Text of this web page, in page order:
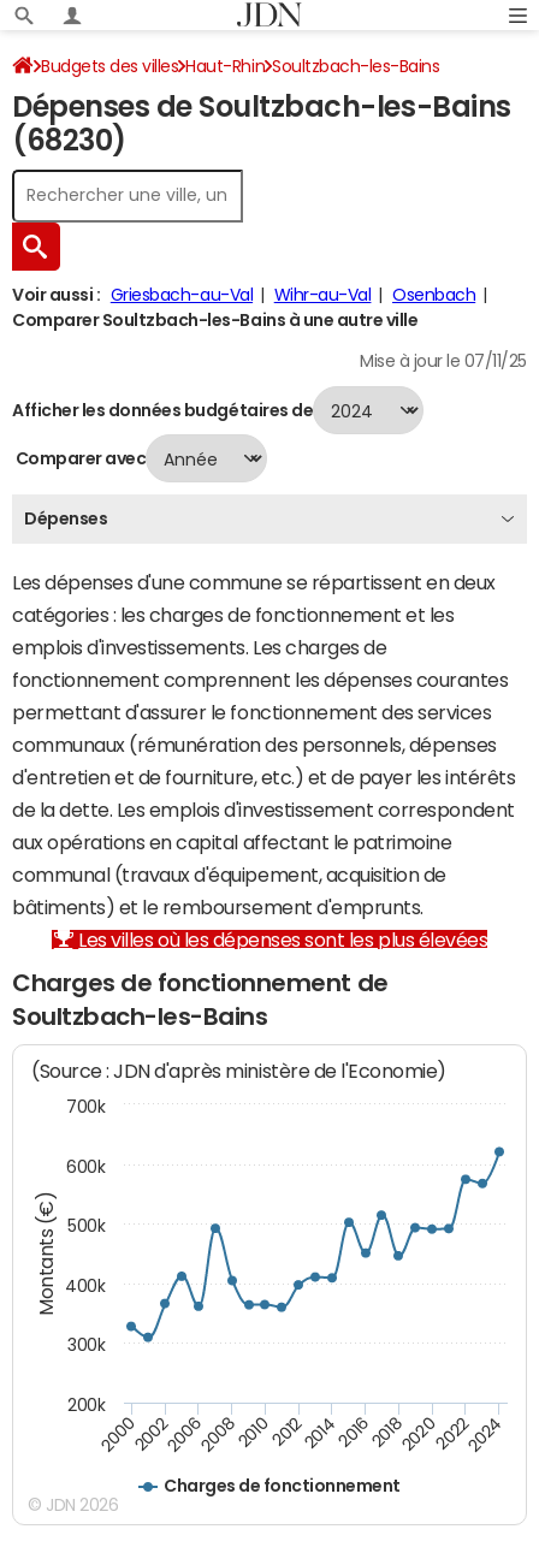
Budgets des villes Haut-Rhin Soultzbach-les-Bains
Dépenses 2024
Dépenses de Soultzbach-les-Bains
(68230)
Voir aussi : Griesbach-au-Val Wihr-au-Val
Osenbach
Comparer Soultzbach-les-Bains à une autre ville
Mise à jour le 07/11/25
Afficher les données budgétaires de
Comparer avec
Dépenses
Les dépenses d'une commune se répartissent en deux
catégories : les charges de fonctionnement et les
emplois d'investissements. Les charges de
fonctionnement comprennent les dépenses courantes
permettant d'assurer le fonctionnement des services
communaux (rémunération des personnels, dépenses
d'entretien et de fourniture, etc.) et de payer les intérêts
de la dette. Les emplois d'investissement correspondent
aux opérations en capital affectant le patrimoine
communal (travaux d'équipement, acquisition de
bâtiments) et le remboursement d'emprunts.
Les villes où les dépenses sont les plus élevées
Charges de fonctionnement de
Soultzbach-les-Bains
Montants (€)
(Source : JDN d'après ministère de l'Economie)
Charges de fonctionnement
200020022006200820102012201420162018202020222024
200k
300k
400k
500k
600k
700k
© JDN 2026